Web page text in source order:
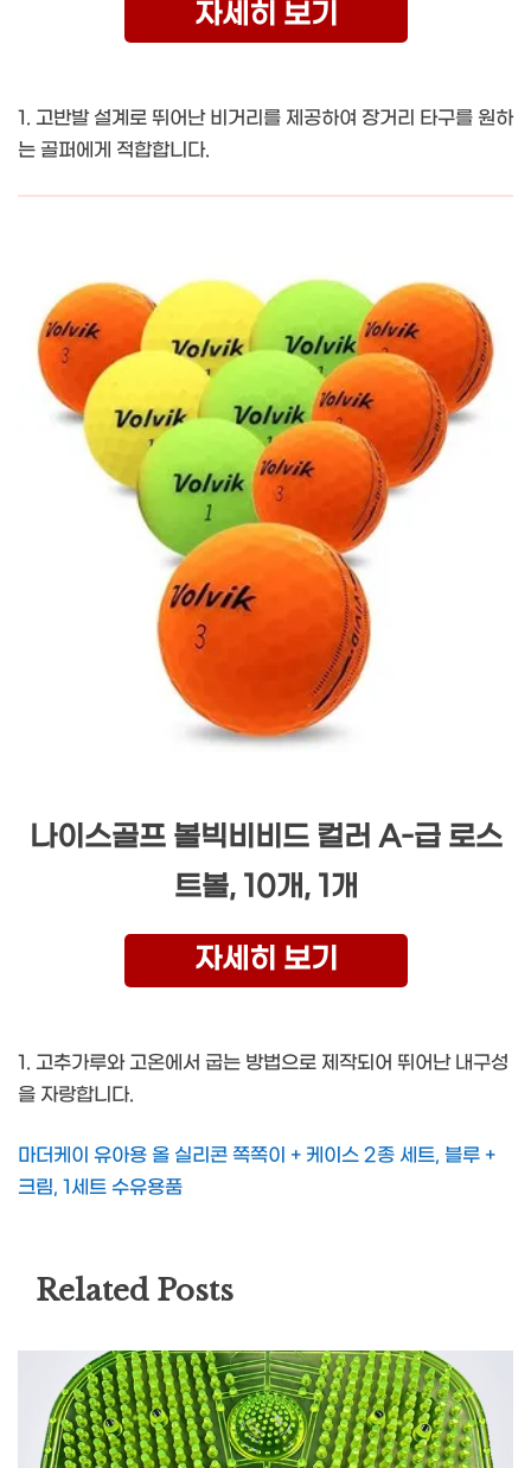
자세히 보기
1. 고반발 설계로 뛰어난 비거리를 제공하여 장거리 타구를 원하
는 골퍼에게 적합합니다.
나이스골프 볼빅비비드 컬러 A-급 로스
트볼, 10개, 1개
자세히 보기
1. 고추가루와 고온에서 굽는 방법으로 제작되어 뛰어난 내구성
을 자랑합니다.
마더케이 유아용 올 실리콘 쪽쪽이 + 케이스 2종 세트, 블루 +
크림, 1세트 수유용품
Related Posts